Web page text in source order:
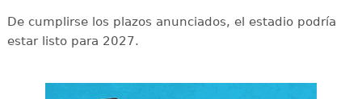
De cumplirse los plazos anunciados, el estadio podría
estar listo para 2027.